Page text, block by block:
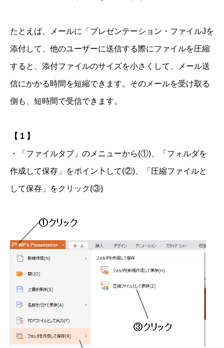
たとえば、メールに「プレゼンテーション・ファイルJを
添付して、他のユーザーに送信する際にファイルを圧縮
すると、添付ファイルのサイズを小さくして、メール送
信にかかる時間を短縮できます。そのメールを受け取る
側も、短時間で受信できます。
【 1 】
・「ファイルタブ」のメニューから(①)、「フォルダを
作成して保存」をポイン卜して(②)、「圧縮ファイルと
して保存」をクリック(③)